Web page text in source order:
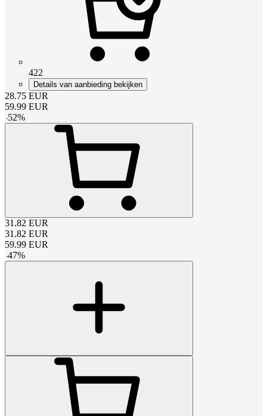
422
Details van aanbieding bekijken
28.75 EUR
59.99 EUR
-52%
31.82 EUR
31.82 EUR
59.99 EUR
-47%